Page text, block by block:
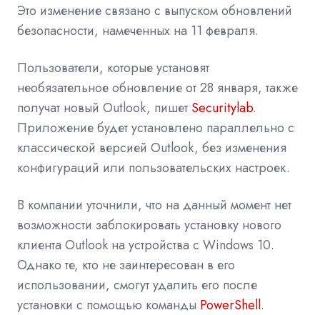
Это изменение связано с выпуском обновлений
безопасности, намеченных на 11 февраля.
Пользователи, которые установят
необязательное обновление от 28 января, также
получат новый Outlook, пишет Securitylab.
Приложение будет установлено параллельно с
классической версией Outlook, без изменения
конфигураций или пользовательских настроек.
В компании уточнили, что на данный момент нет
возможности заблокировать установку нового
клиента Outlook на устройства с Windows 10.
Однако те, кто не заинтересован в его
использовании, смогут удалить его после
установки с помощью команды PowerShell.